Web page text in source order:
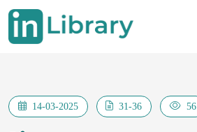
14-03-2025 31-36 56